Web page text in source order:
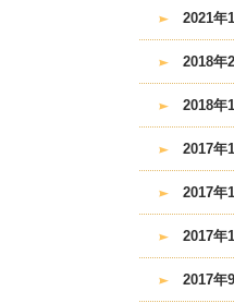
2021年
2018年
2018年
2017年
2017年
2017年
2017年